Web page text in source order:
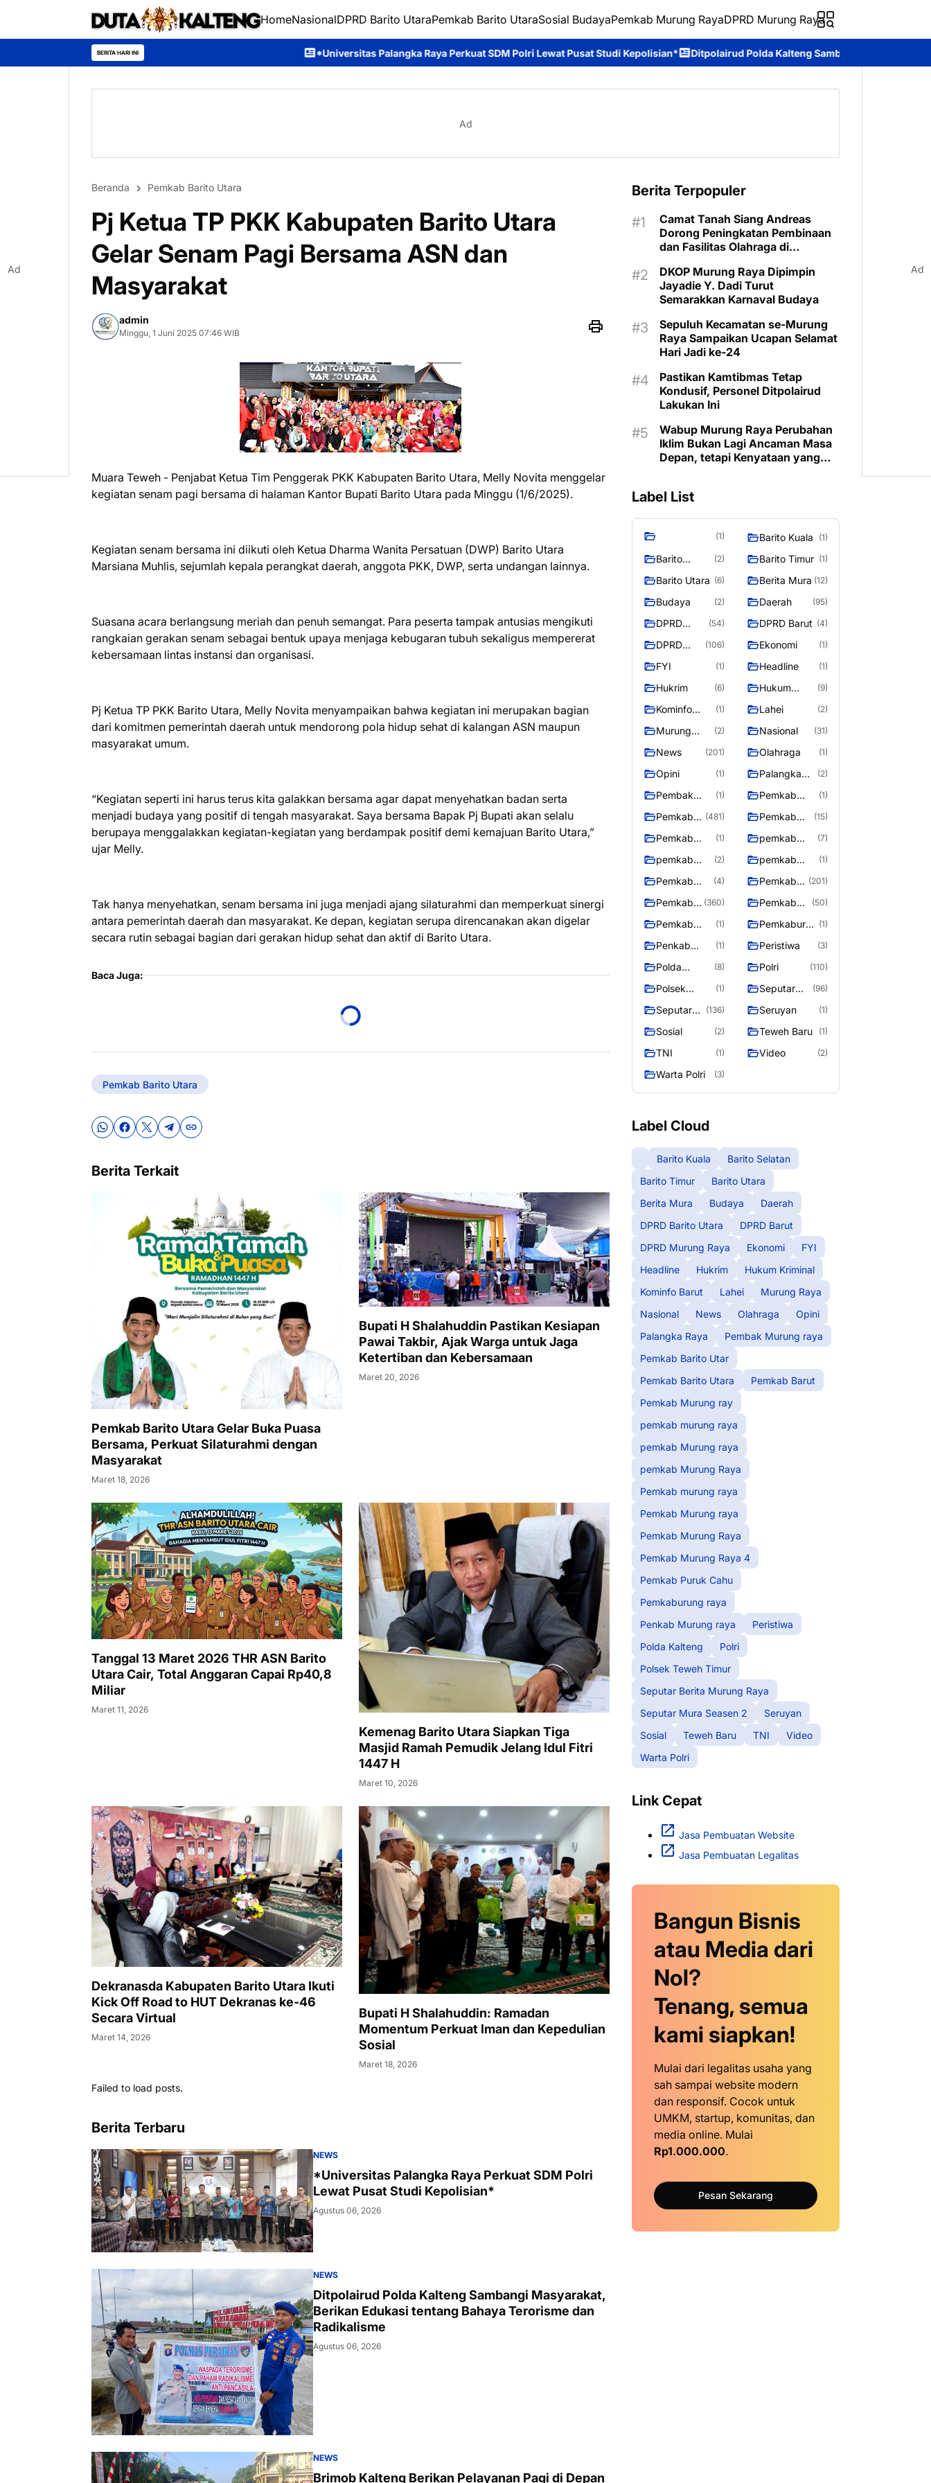
HomeNasionalDPRD Barito UtaraPemkab Barito UtaraSosial BudayaPemkab Murung RayaDPRD Murung Raya
BERITA HARI INI *Universitas Palangka Raya Perkuat SDM Polri Lewat Pusat Studi Kepolisian* Ditpolairud Polda Kalteng Sambangi Masyarakat, Berikan Edukasi tentang
Ad
Beranda Pemkab Barito Utara
Pj Ketua TP PKK Kabupaten Barito Utara
Gelar Senam Pagi Bersama ASN dan
Masyarakat
admin
Minggu, 1 Juni 2025 07:46 WIB
Muara Teweh - Penjabat Ketua Tim Penggerak PKK Kabupaten Barito Utara, Melly Novita menggelar
kegiatan senam pagi bersama di halaman Kantor Bupati Barito Utara pada Minggu (1/6/2025).
Kegiatan senam bersama ini diikuti oleh Ketua Dharma Wanita Persatuan (DWP) Barito Utara
Marsiana Muhlis, sejumlah kepala perangkat daerah, anggota PKK, DWP, serta undangan lainnya.
Suasana acara berlangsung meriah dan penuh semangat. Para peserta tampak antusias mengikuti
rangkaian gerakan senam sebagai bentuk upaya menjaga kebugaran tubuh sekaligus mempererat
kebersamaan lintas instansi dan organisasi.
Pj Ketua TP PKK Barito Utara, Melly Novita menyampaikan bahwa kegiatan ini merupakan bagian
dari komitmen pemerintah daerah untuk mendorong pola hidup sehat di kalangan ASN maupun
masyarakat umum.
“Kegiatan seperti ini harus terus kita galakkan bersama agar dapat menyehatkan badan serta
menjadi budaya yang positif di tengah masyarakat. Saya bersama Bapak Pj Bupati akan selalu
berupaya menggalakkan kegiatan-kegiatan yang berdampak positif demi kemajuan Barito Utara,”
ujar Melly.
Tak hanya menyehatkan, senam bersama ini juga menjadi ajang silaturahmi dan memperkuat sinergi
antara pemerintah daerah dan masyarakat. Ke depan, kegiatan serupa direncanakan akan digelar
secara rutin sebagai bagian dari gerakan hidup sehat dan aktif di Barito Utara.
Baca Juga:
Pemkab Barito Utara
Berita Terkait
Pemkab Barito Utara Gelar Buka Puasa
Bersama, Perkuat Silaturahmi dengan
Masyarakat
Maret 18, 2026
Bupati H Shalahuddin Pastikan Kesiapan
Pawai Takbir, Ajak Warga untuk Jaga
Ketertiban dan Kebersamaan
Maret 20, 2026
Tanggal 13 Maret 2026 THR ASN Barito
Utara Cair, Total Anggaran Capai Rp40,8
Miliar
Maret 11, 2026
Kemenag Barito Utara Siapkan Tiga
Masjid Ramah Pemudik Jelang Idul Fitri
1447 H
Maret 10, 2026
Dekranasda Kabupaten Barito Utara Ikuti
Kick Off Road to HUT Dekranas ke-46
Secara Virtual
Maret 14, 2026
Bupati H Shalahuddin: Ramadan
Momentum Perkuat Iman dan Kepedulian
Sosial
Maret 18, 2026
Failed to load posts.
Berita Terbaru
NEWS
*Universitas Palangka Raya Perkuat SDM Polri
Lewat Pusat Studi Kepolisian*
Agustus 06, 2026
NEWS
Ditpolairud Polda Kalteng Sambangi Masyarakat,
Berikan Edukasi tentang Bahaya Terorisme dan
Radikalisme
Agustus 06, 2026
NEWS
Brimob Kalteng Berikan Pelayanan Pagi di Depan
Berita Terpopuler
Camat Tanah Siang Andreas
Dorong Peningkatan Pembinaan
dan Fasilitas Olahraga di
DKOP Murung Raya Dipimpin
Jayadie Y. Dadi Turut
Semarakkan Karnaval Budaya
Sepuluh Kecamatan se-Murung
Raya Sampaikan Ucapan Selamat
Hari Jadi ke-24
Pastikan Kamtibmas Tetap
Kondusif, Personel Ditpolairud
Lakukan Ini
Wabup Murung Raya Perubahan
Iklim Bukan Lagi Ancaman Masa
Depan, tetapi Kenyataan yang
Label List
(1) Barito Kuala (1)
Barito
(2) Barito Timur (1)
Barito Utara (6) Berita Mura (12)
Budaya (2) Daerah (95)
DPRD
Utara
(54) DPRD Barut (4)
DPRD
Raya
(106) Ekonomi (1)
FYI (1) Headline (1)
Hukrim (6)
Hukum
(9)
Kominfo
(1) Lahei (2)
Murung
(2) Nasional (31)
News (201) Olahraga (1)
Opini (1)
Palangka
(2)
Pembak
Murung raya
(1)
Pemkab
(1)
Pemkab
Utara
(481)
Pemkab
(15)
Pemkab
(1)
pemkab
(7)
pemkab
(2)
pemkab
Raya
(1)
Pemkab
murung raya
(4)
Pemkab
raya
(201)
Pemkab
Raya
(360)
Pemkab
Raya 4
(50)
Pemkab
(1)
Pemkaburun (1)
Penkab
(1) Peristiwa (3)
Polda
(8) Polri (110)
Polsek
Teweh Timur
(1)
Seputar
Murung
Raya
(96)
Seputar
Seasen 2
(136) Seruyan (1)
Sosial (2) Teweh Baru (1)
TNI (1) Video (2)
Warta Polri (3)
Label Cloud
Barito Kuala
Barito Selatan
Barito Timur
Barito Utara
Berita Mura
Budaya
Daerah
DPRD Barito Utara
DPRD Barut
DPRD Murung Raya
Ekonomi
FYI
Headline
Hukrim
Hukum Kriminal
Kominfo Barut
Lahei
Murung Raya
Nasional
News Olahraga
Opini
Palangka Raya
Pembak Murung raya
Pemkab Barito Utar
Pemkab Barito Utara
Pemkab Barut
Pemkab Murung ray
pemkab murung raya
pemkab Murung raya
pemkab Murung Raya
Pemkab murung raya
Pemkab Murung raya
Pemkab Murung Raya
Pemkab Murung Raya 4
Pemkab Puruk Cahu
Pemkaburung raya
Penkab Murung raya
Peristiwa
Polda Kalteng
Polri
Polsek Teweh Timur
Seputar Berita Murung Raya
Seputar Mura Seasen 2
Seruyan
Sosial
Teweh Baru TNI
Video
Warta Polri
Link Cepat
Jasa Pembuatan Website
Jasa Pembuatan Legalitas
Bangun Bisnis
atau Media dari
Nol?
Tenang, semua
kami siapkan!
Mulai dari legalitas usaha yang
sah sampai website modern
dan responsif. Cocok untuk
UMKM, startup, komunitas, dan
media online. Mulai
Rp1.000.000.
Pesan Sekarang
Ad Ad